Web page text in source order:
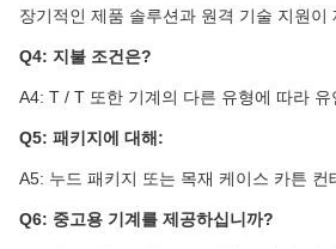
장기적인 제품 솔루션과 원격 기술 지원이
Q4: 지불 조건은?
A4: T / T 또한 기계의 다른 유형에 따라 유
Q5: 패키지에 대해:
A5: 누드 패키지 또는 목재 케이스 카튼 컨
Q6: 중고용 기계를 제공하십니까?